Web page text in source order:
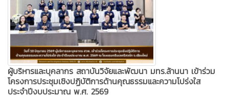
ผู้บริหารและบุคลากร สถาบันวิจัยและพัฒนา มทร.ล้านนา เข้าร่วม
โครงการประชุมเชิงปฏิบัติการด้านคุณธรรมและความโปร่งใส
ประจำปีงบประมาณ พ.ศ. 2569